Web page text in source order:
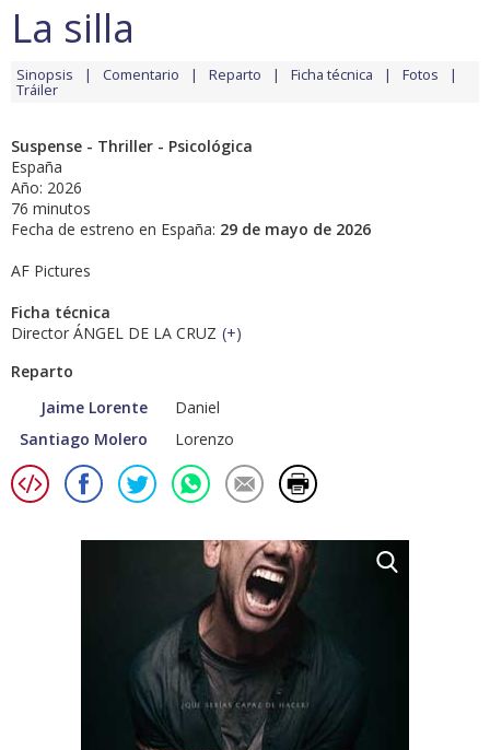
La silla
Sinopsis Comentario Reparto Ficha técnica Fotos
Tráiler
Suspense - Thriller - Psicológica
España
Año: 2026
76 minutos
Fecha de estreno en España: 29 de mayo de 2026
AF Pictures
Ficha técnica
Director ÁNGEL DE LA CRUZ (+)
Reparto
Jaime Lorente
Daniel
Santiago Molero
Lorenzo